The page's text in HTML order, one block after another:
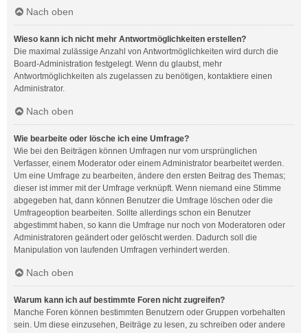
Nach oben
Wieso kann ich nicht mehr Antwortmöglichkeiten erstellen?
Die maximal zulässige Anzahl von Antwortmöglichkeiten wird durch die
Board-Administration festgelegt. Wenn du glaubst, mehr
Antwortmöglichkeiten als zugelassen zu benötigen, kontaktiere einen
Administrator.
Nach oben
Wie bearbeite oder lösche ich eine Umfrage?
Wie bei den Beiträgen können Umfragen nur vom ursprünglichen
Verfasser, einem Moderator oder einem Administrator bearbeitet werden.
Um eine Umfrage zu bearbeiten, ändere den ersten Beitrag des Themas;
dieser ist immer mit der Umfrage verknüpft. Wenn niemand eine Stimme
abgegeben hat, dann können Benutzer die Umfrage löschen oder die
Umfrageoption bearbeiten. Sollte allerdings schon ein Benutzer
abgestimmt haben, so kann die Umfrage nur noch von Moderatoren oder
Administratoren geändert oder gelöscht werden. Dadurch soll die
Manipulation von laufenden Umfragen verhindert werden.
Nach oben
Warum kann ich auf bestimmte Foren nicht zugreifen?
Manche Foren können bestimmten Benutzern oder Gruppen vorbehalten
sein. Um diese einzusehen, Beiträge zu lesen, zu schreiben oder andere